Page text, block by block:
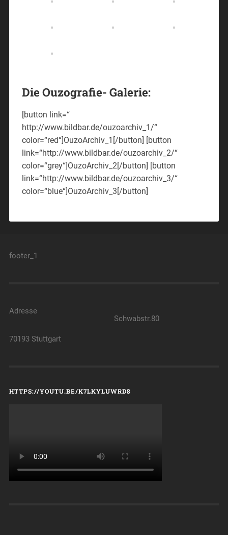
Die Ouzografie- Galerie:
[button link=“
http://www.bildbar.de/ouzoarchiv_1/“
color=“red“]OuzoArchiv_1[/button] [button
link=“http://www.bildbar.de/ouzoarchiv_2/“
color=“grey“]OuzoArchiv_2[/button] [button
link=“http://www.bildbar.de/ouzoarchiv_3/“
color=“blue“]OuzoArchiv_3[/button]
footer_1
Adresse
Schwabstr.80
70193 Stuttgart
HTTPS://YOUTU.BE/K7LKYLUWRD8